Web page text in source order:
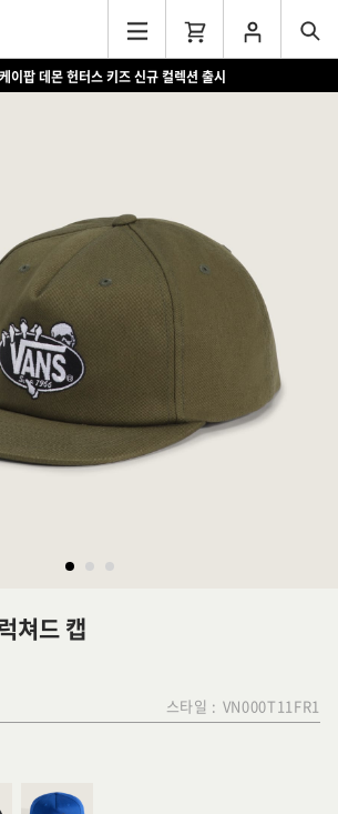
이팝 데몬 헌터스 키즈 신규 컬렉션 출시
쳐드 캡
스타일 : VN000T11FR1